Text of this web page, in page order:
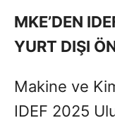
MKE’DEN
YURT DIŞI
Makine ve
IDEF 2025